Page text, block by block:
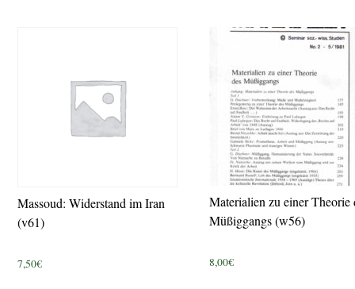
Massoud: Widerstand im Iran
(v61)
7,50€
Materialien zu einer Theorie
Müßiggangs (w56)
8,00€